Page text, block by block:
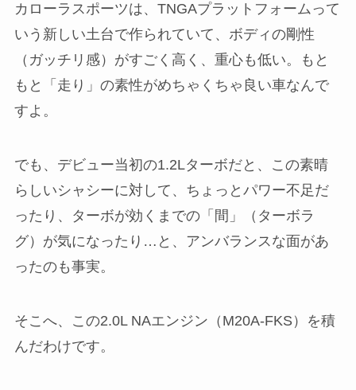
カローラスポーツは、TNGAプラットフォームって
いう新しい土台で作られていて、ボディの剛性
（ガッチリ感）がすごく高く、重心も低い。もと
もと「走り」の素性がめちゃくちゃ良い車なんで
すよ。
でも、デビュー当初の1.2Lターボだと、この素晴
らしいシャシーに対して、ちょっとパワー不足だ
ったり、ターボが効くまでの「間」（ターボラ
グ）が気になったり…と、アンバランスな面があ
ったのも事実。
そこへ、この2.0L NAエンジン（M20A-FKS）を積
んだわけです。